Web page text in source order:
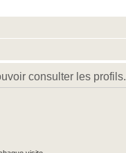
consulter les profils.